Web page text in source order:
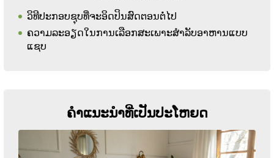
ວິທີປະກອບຊຸບທີ່ຈະອິດປິນສົດຕອນຕໍ່ໄປ
ຄວາມລະອຽດໃນການເລືອກສະເພາະສໍາລັບອາຫານແບບ
ແຊບ
ຄໍາແນະນໍາທີ່ເປັນປະໂຫຍດ